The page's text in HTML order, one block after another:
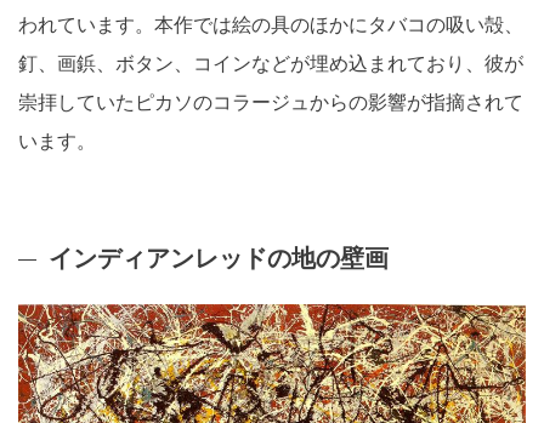
われています。本作では絵の具のほかにタバコの吸い殻、
釘、画鋲、ボタン、コインなどが埋め込まれており、彼が
崇拝していたピカソのコラージュからの影響が指摘されて
います。
インディアンレッドの地の壁画